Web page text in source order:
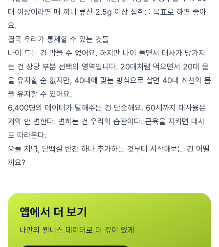
대 이상이라면 매 끼니 류신 2.5g 이상 섭취를 목표로 하면 좋아
요.
결국 우리가 통제할 수 있는 것들
나이 드는 건 막을 수 없어요. 하지만 나이 들면서 대사가 망가지
는 건 상당 부분 선택의 영역입니다. 20대처럼 먹으면서 20대 몸
을 유지할 순 없지만, 40대에 맞는 방식으로 살면 40대 최선의 몸
을 유지할 수 있어요.
6,400명의 데이터가 말해주는 건 단순해요. 60세까지 대사율은
거의 안 변한다. 변하는 건 우리의 습관이다. 근육을 지키면 대사
도 따라온다.
오늘 저녁, 단백질 반찬 하나 추가하는 것부터 시작해보는 건 어떨
까요?
앱에서 더 보기
나만의 웰니스 데이터로 더 깊이 있게